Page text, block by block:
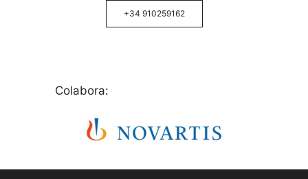
+34 910259162
Colabora: